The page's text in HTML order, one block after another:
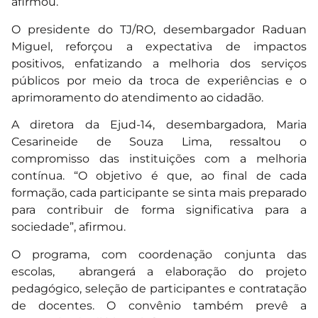
O presidente do TJ/RO, desembargador Raduan
Miguel, reforçou a expectativa de impactos
positivos, enfatizando a melhoria dos serviços
públicos por meio da troca de experiências e o
aprimoramento do atendimento ao cidadão.
A diretora da Ejud-14, desembargadora, Maria
Cesarineide de Souza Lima, ressaltou o
compromisso das instituições com a melhoria
contínua. “O objetivo é que, ao final de cada
formação, cada participante se sinta mais preparado
para contribuir de forma significativa para a
sociedade”, afirmou.
O programa, com coordenação conjunta das
escolas, abrangerá a elaboração do projeto
pedagógico, seleção de participantes e contratação
de docentes. O convênio também prevê a